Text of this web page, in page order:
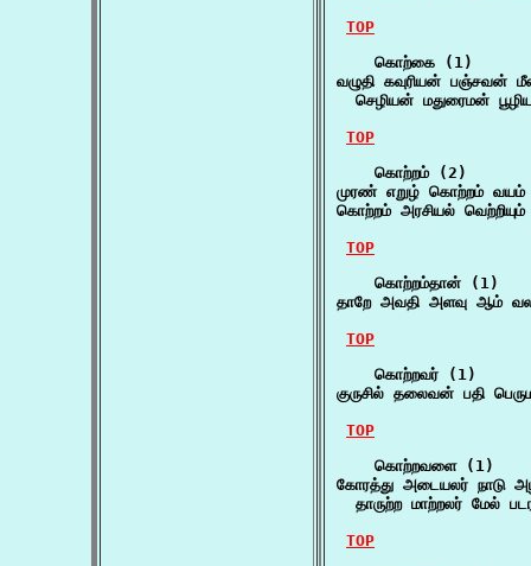
TOP
    கொற்கை (1)
வழுதி கவுரியன்
செழியன் மதுரைமன்
TOP
    கொற்றம் (2)
முரண் எறுழ் கொற்றம் வயம்
கொற்றம் அரசியல்
TOP
    கொற்றம்தான் (1)
தாறே அவதி அளவு ஆம்
TOP
    கொற்றவர் (1)
குருசில் தலைவன் பதி
TOP
    கொற்றவளை (1)
கோரத்து அடையலர் நாடு
தாருற்ற மாற்றலர் மேல்
TOP